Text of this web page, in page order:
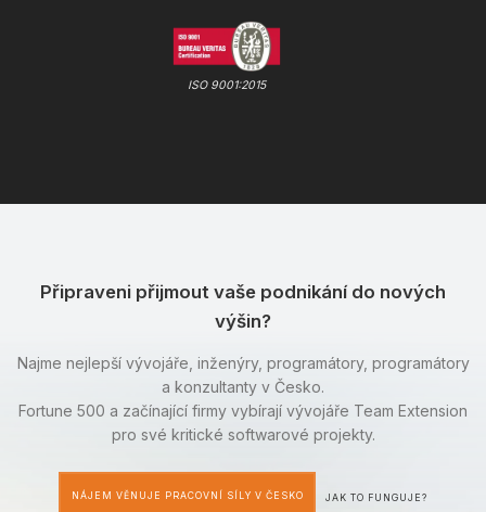
ISO 9001:2015
Připraveni přijmout vaše podnikání do nových
výšin?
Najme nejlepší vývojáře, inženýry, programátory, programátory
a konzultanty v Česko.
Fortune 500 a začínající firmy vybírají vývojáře Team Extension
pro své kritické softwarové projekty.
NÁJEM VĚNUJE PRACOVNÍ SÍLY V ČESKO JAK TO FUNGUJE?